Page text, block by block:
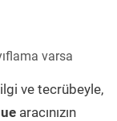
varsa
ve tecrübeyle,
aracınızın